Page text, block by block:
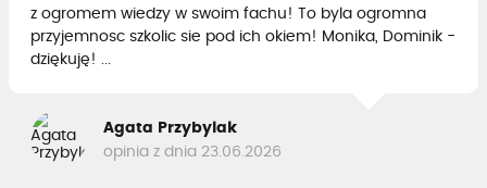
z ogromem wiedzy w swoim fachu! To byla ogromna
przyjemnosc szkolic sie pod ich okiem! Monika, Dominik -
dziękuję! ...
Agata Przybylak
opinia z dnia 23.06.2026